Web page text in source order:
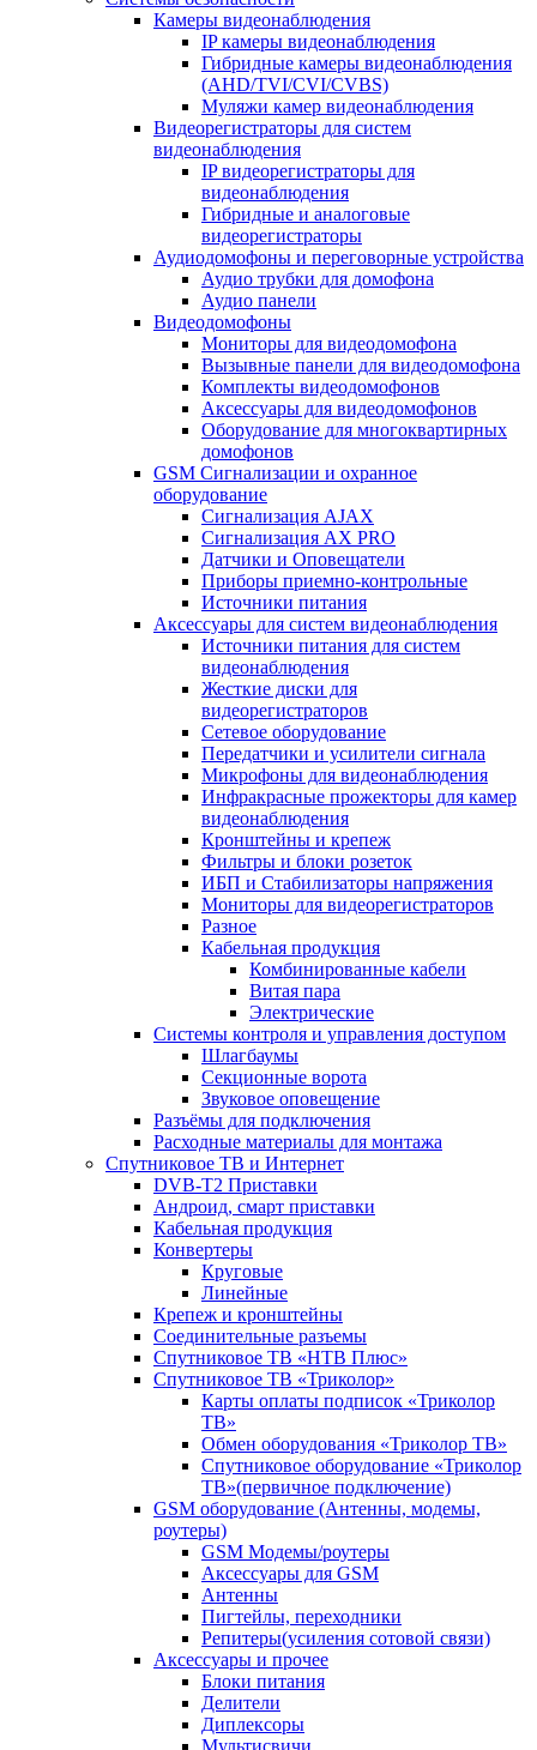
Камеры видеонаблюдения
IP камеры видеонаблюдения
Гибридные камеры видеонаблюдения
(AHD/TVI/CVI/CVBS)
Муляжи камер видеонаблюдения
Видеорегистраторы для систем
видеонаблюдения
IP видеорегистраторы для
видеонаблюдения
Гибридные и аналоговые
видеорегистраторы
Аудиодомофоны и переговорные устройства
Аудио трубки для домофона
Аудио панели
Видеодомофоны
Мониторы для видеодомофона
Вызывные панели для видеодомофона
Комплекты видеодомофонов
Аксессуары для видеодомофонов
Оборудование для многоквартирных
домофонов
GSM Сигнализации и охранное
оборудование
Сигнализация AJAX
Сигнализация AX PRO
Датчики и Оповещатели
Приборы приемно-контрольные
Источники питания
Аксессуары для систем видеонаблюдения
Источники питания для систем
видеонаблюдения
Жесткие диски для
видеорегистраторов
Сетевое оборудование
Передатчики и усилители сигнала
Микрофоны для видеонаблюдения
Инфракрасные прожекторы для камер
видеонаблюдения
Кронштейны и крепеж
Фильтры и блоки розеток
ИБП и Стабилизаторы напряжения
Мониторы для видеорегистраторов
Разное
Кабельная продукция
Комбинированные кабели
Витая пара
Электрические
Системы контроля и управления доступом
Шлагбаумы
Секционные ворота
Звуковое оповещение
Разъёмы для подключения
Расходные материалы для монтажа
Спутниковое ТВ и Интернет
DVB-Т2 Приставки
Андроид, смарт приставки
Кабельная продукция
Конвертеры
Круговые
Линейные
Крепеж и кронштейны
Соединительные разъемы
Спутниковое ТВ «НТВ Плюс»
Спутниковое ТВ «Триколор»
Карты оплаты подписок «Триколор
ТВ»
Обмен оборудования «Триколор ТВ»
Спутниковое оборудование «Триколор
ТВ»(первичное подключение)
GSM оборудование (Антенны, модемы,
роутеры)
GSM Модемы/роутеры
Аксессуары для GSM
Антенны
Пигтейлы, переходники
Репитеры(усиления сотовой связи)
Аксессуары и прочее
Блоки питания
Делители
Диплексоры